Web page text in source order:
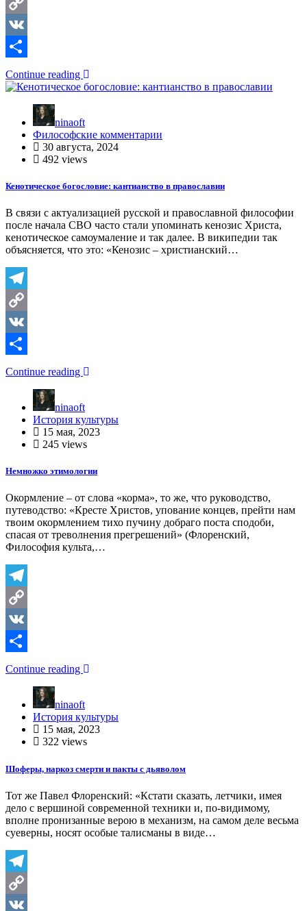
Copy
Link
VK
Отправить
Continue reading
ninaoft
Философские комментарии
30 августа, 2024
492 views
Кенотическое богословие: кантианство в православии
В связи с актуализацией русской и православной философии
после начала СВО часто стали упоминать кенозис Христа,
кенотическое самоумаление и так далее. В википедии так
объясняется, что это: «Кенозис – христианский…
Telegram
Copy
Link
VK
Отправить
Continue reading
ninaoft
История культуры
15 мая, 2023
245 views
Немножко этимологии
Окормление – от слова «корма», то же, что руководство,
путеводство: «Кресте Христов, упование концев, прейти нам
твоим окормлением тихо пучину добраго поста сподоби,
спасая от треволнения прегрешений» (Флоренский,
Философия культа,…
Telegram
Copy
Link
VK
Отправить
Continue reading
ninaoft
История культуры
15 мая, 2023
322 views
Шоферы, наркоз смерти и пакты с дьяволом
Тот же Павел Флоренский: «Кстати сказать, летчики, имея
дело с вершиной современной техники и, по-видимому,
вполне пронизанные верою в механизм, на самом деле весьма
суеверны, носят особые талисманы в виде…
Telegram
Copy